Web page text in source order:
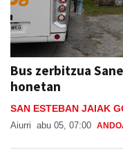
Bus zerbitzua
honetan
SAN ESTEBAN JAIAK
Aiurri abu 05, 07:00